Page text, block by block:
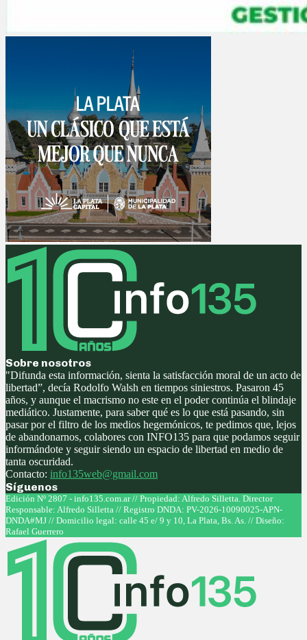
Sobre nosotros
"Difunda esta información, sienta la satisfacción moral de un acto de
libertad”, decía Rodolfo Walsh en tiempos siniestros. Pasaron 45
años, y aunque el macrismo no este en el poder continúa el blindaje
mediático. Justamente, para saber qué es lo que está pasando, sin
pasar por el filtro de los medios hegemónicos, te pedimos que, lejos
de abandonarnos, colabores con INFO135 para que podamos seguir
informándote y seguir siendo un espacio de libertad en medio de
tanta oscuridad.
Contacto: info135web@gmail.com
Síguenos
Facebook
Twitter
Instagram
Youtube
Edición Nº 2807 - info135.com.ar // Propiedad: Alfredo Silletta. Director
Responsable: Alfredo Silletta // Registro DNDA: PV-2026-10090025-APN-
DNDA#MJ // Domicilio legal: calle 45 e/ 9 y 10, La Plata, Bs. As. // Diseño:
Rafael Guerrero